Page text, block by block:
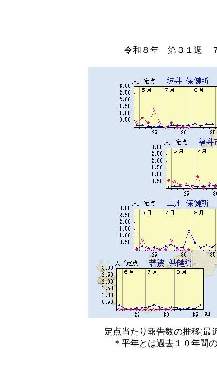
令和８年 第３１週 ７
定点当たり報告数の推移(最
＊平年とは過去１０年間の